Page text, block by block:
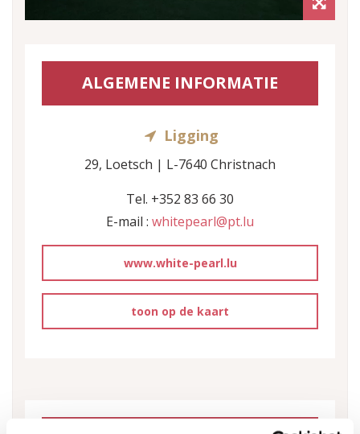
ALGEMENE INFORMATIE
Ligging
29, Loetsch | L-7640 Christnach
Tel. +352 83 66 30
E-mail : whitepearl@pt.lu
www.white-pearl.lu
toon op de kaart